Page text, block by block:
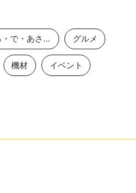
めーる・で・あさひ グルメ
機材 イベント